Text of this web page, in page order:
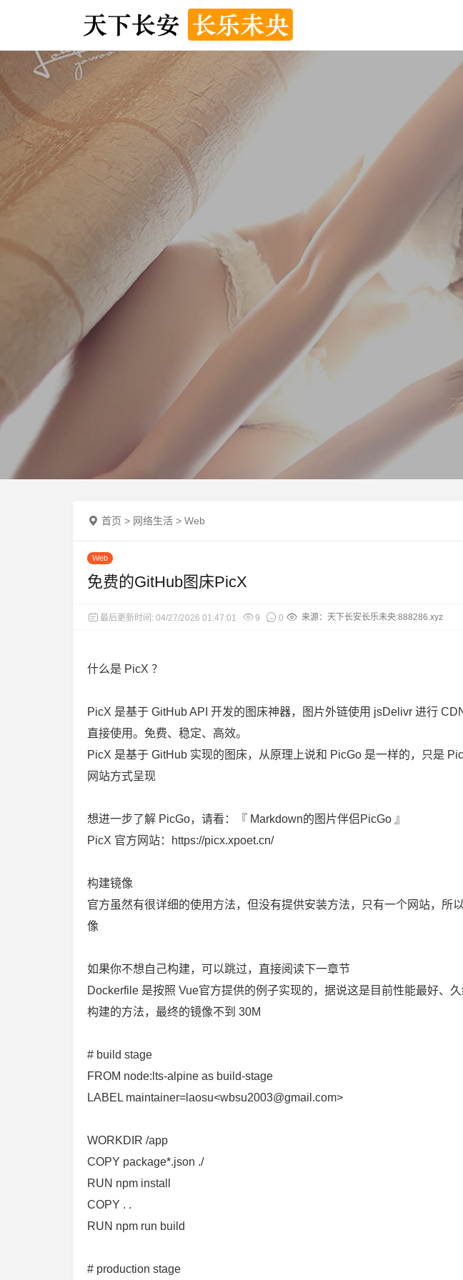
首页 > 网络生活 > Web
Web
免费的GitHub图床PicX
最后更新时间: 04/27/2026 01:47:01 9 0 来源：天下长安长乐未央:888286.xyz
什么是 PicX ？
PicX 是基于 GitHub API 开发的图床神器，图片外链使用 jsDelivr 进行
直接使用。免费、稳定、高效。
PicX 是基于 GitHub 实现的图床，从原理上说和 PicGo 是一样的，只是
网站方式呈现
想进一步了解 PicGo，请看：『 Markdown的图片伴侣PicGo 』
PicX 官方网站：https://picx.xpoet.cn/
构建镜像
官方虽然有很详细的使用方法，但没有提供安装方法，只有一个网站，所
像
如果你不想自己构建，可以跳过，直接阅读下一章节
Dockerfile 是按照 Vue官方提供的例子实现的，据说这是目前性能最好、
构建的方法，最终的镜像不到 30M
# build stage
FROM node:lts-alpine as build-stage
LABEL maintainer=laosu<wbsu2003@gmail.com>
WORKDIR /app
COPY package*.json ./
RUN npm install
COPY . .
RUN npm run build
# production stage